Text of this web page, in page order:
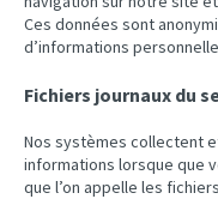
Ces données sont
d’informations
Fichiers journaux du
Nos systèmes collectent
informations lorsque que
que l’on appelle les